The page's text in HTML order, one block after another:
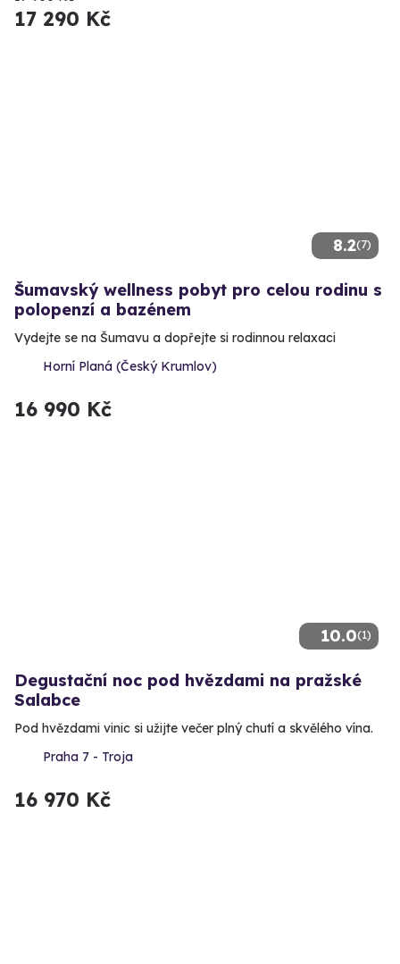
17 290 Kč
8.2(7)
Šumavský wellness pobyt pro celou rodinu s
polopenzí a bazénem
Vydejte se na Šumavu a dopřejte si rodinnou relaxaci
Horní Planá (Český Krumlov)
16 990 Kč
10.0(1)
Degustační noc pod hvězdami na pražské
Salabce
Pod hvězdami vinic si užijte večer plný chutí a skvělého vína.
Praha 7 - Troja
16 970 Kč